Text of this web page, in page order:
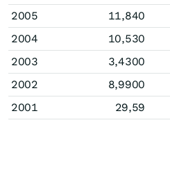
2005
11,840
2004
10,530
2003
3,4300
2002
8,9900
2001
29,59